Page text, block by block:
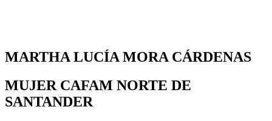
MARTHA LUCÍA MORA CÁRDENAS
MUJER CAFAM NORTE DE
SANTANDER